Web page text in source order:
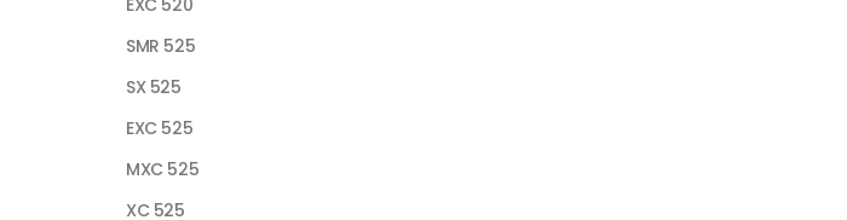
SMR 525
SX 525
EXC 525
MXC 525
XC 525